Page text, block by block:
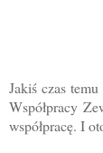
Jakiś czas
Współpracy
współpracę. I